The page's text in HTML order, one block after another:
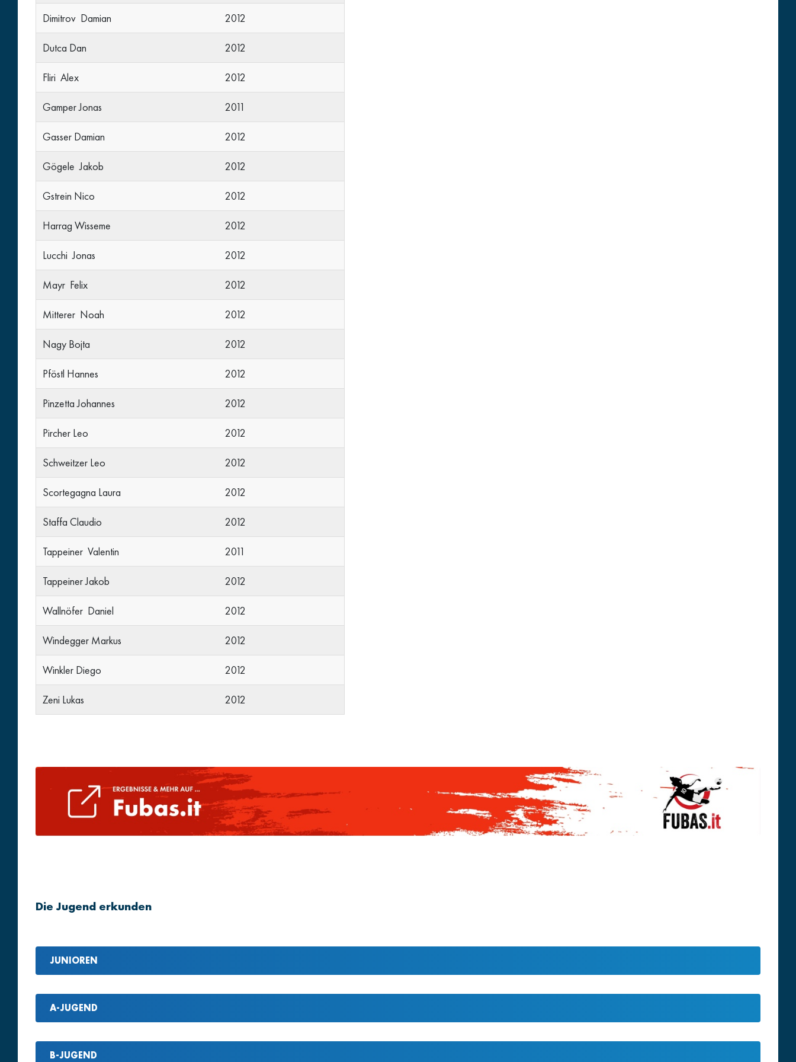
Dimitrov Damian 2012
Dutca Dan 2012
Fliri Alex 2012
Gamper Jonas 2011
Gasser Damian 2012
Gögele Jakob 2012
Gstrein Nico 2012
Harrag Wisseme 2012
Lucchi Jonas 2012
Mayr Felix 2012
Mitterer Noah 2012
Nagy Bojta 2012
Pföstl Hannes 2012
Pinzetta Johannes 2012
Pircher Leo 2012
Schweitzer Leo 2012
Scortegagna Laura 2012
Staffa Claudio 2012
Tappeiner Valentin 2011
Tappeiner Jakob 2012
Wallnöfer Daniel 2012
Windegger Markus 2012
Winkler Diego 2012
Zeni Lukas 2012
Die Jugend erkunden
JUNIOREN
A-JUGEND
B-JUGEND